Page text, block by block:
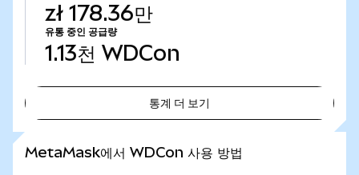
zł 178.36만
유통 중인 공급량
1.13천 WDCon
통계 더 보기
MetaMask에서 WDCon 사용 방법